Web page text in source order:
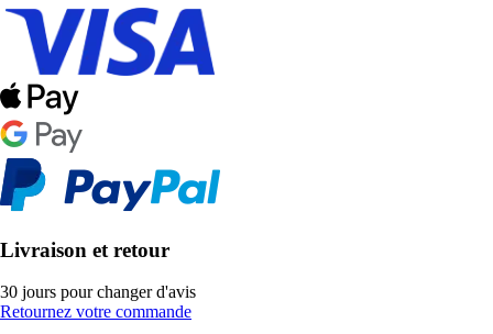
Livraison et retour
30 jours pour changer d'avis
Retournez votre commande